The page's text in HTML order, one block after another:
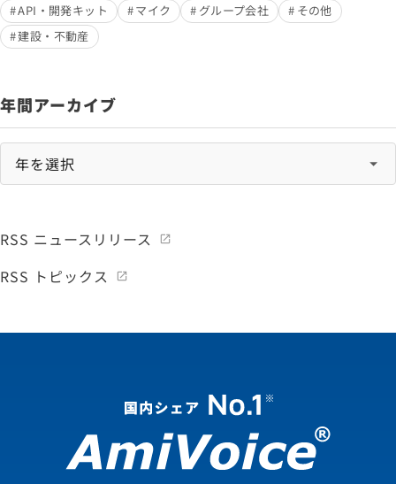
API・開発キット
マイク グループ会社
その他
建設・不動産
年間アーカイブ
RSS ニュースリリース
RSS トピックス